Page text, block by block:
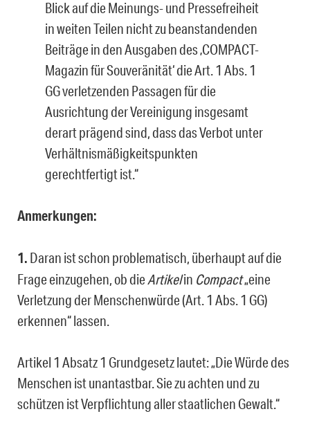
Blick auf die Meinungs- und Pressefreiheit
in weiten Teilen nicht zu beanstandenden
Beiträge in den Ausgaben des ‚COMPACT-
Magazin für Souveränität‘ die Art. 1 Abs. 1
GG verletzenden Passagen für die
Ausrichtung der Vereinigung insgesamt
derart prägend sind, dass das Verbot unter
Verhältnismäßigkeitspunkten
gerechtfertigt ist.“
Anmerkungen:
1. Daran ist schon problematisch, überhaupt auf die
Frage einzugehen, ob dieArtikelin Compact„eine
Verletzung der Menschenwürde (Art. 1 Abs. 1 GG)
erkennen“ lassen.
Artikel 1 Absatz 1 Grundgesetz lautet: „Die Würde des
Menschen ist unantastbar. Sie zu achten und zu
schützen ist Verpflichtung aller staatlichen Gewalt.“